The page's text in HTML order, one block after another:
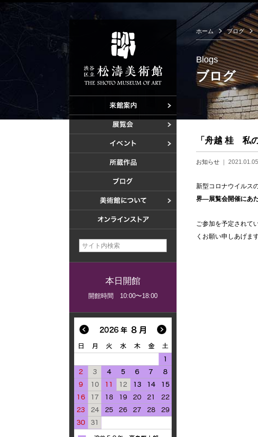
ご利用案内
アクセス
これからの展覧会
これからのイベント
美術教室
設計者 白井晟一
美術館概要
本日開館
開館時間 10:00〜18:00
ホーム ブログ
Blogs
ブログ
「舟越 桂 私
お知らせ ｜ 2021.01.05
新型コロナウイルス
界―展覧会開催にあ
ご参加を予定されて
くお願い申しあげます